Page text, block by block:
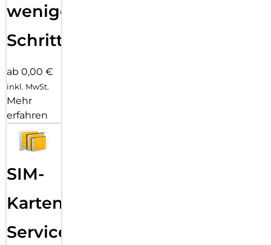
wenigen
Schritten
ab 0,00 €
inkl. MwSt.
Mehr
erfahren
SIM-
Karten
Service: